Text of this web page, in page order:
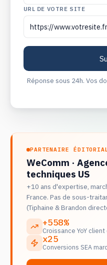
URL DE VOTRE SITE
Réponse sous 24h. Vos
PARTENAIRE
WeComm ·
techniques US
+10 ans d'expertise,
France. Pas de sous-
(Tiphaine & Brandon
+558%
Croissance YoY
x25
Conversions SEA